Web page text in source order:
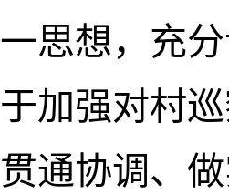
一思想，充
于加强对村
贯通协调、